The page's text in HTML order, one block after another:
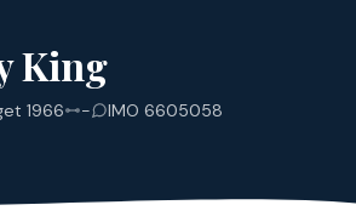
King
1966 - IMO 6605058